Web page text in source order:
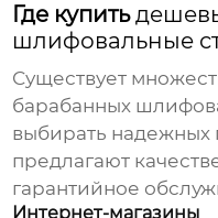
Где купить
шлифовальные
Существует
барабанных
выбирать надежных
предлагают
гарантийное
Интернет-магазины